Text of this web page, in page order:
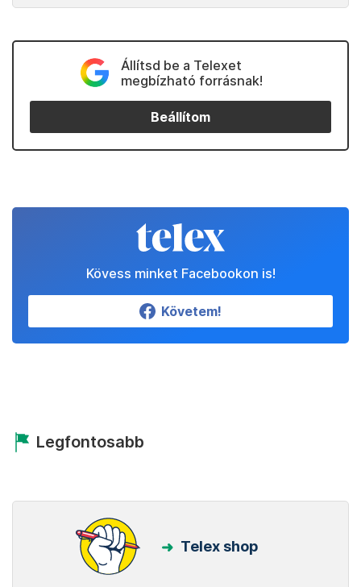
Állítsd be a Telexet
megbízható forrásnak!
Beállítom
Kövess minket Facebookon is!
Követem!
Legfontosabb
Telex shop